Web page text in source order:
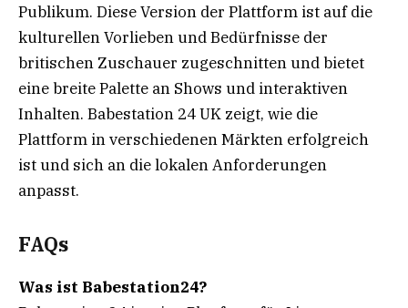
Publikum. Diese Version der Plattform ist auf die
kulturellen Vorlieben und Bedürfnisse der
britischen Zuschauer zugeschnitten und bietet
eine breite Palette an Shows und interaktiven
Inhalten. Babestation 24 UK zeigt, wie die
Plattform in verschiedenen Märkten erfolgreich
ist und sich an die lokalen Anforderungen
anpasst.
FAQs
Was ist Babestation24?